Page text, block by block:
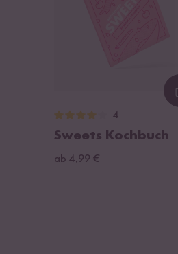
4
Sweets Kochbuch
ab 4,99 €